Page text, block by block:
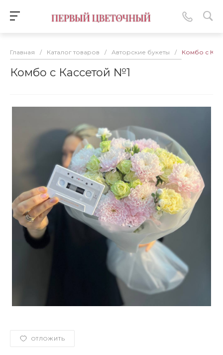
Главная / Каталог товаров / Авторские букеты / Комбо с
Комбо с Кассетой №1
ОТЛОЖИТЬ